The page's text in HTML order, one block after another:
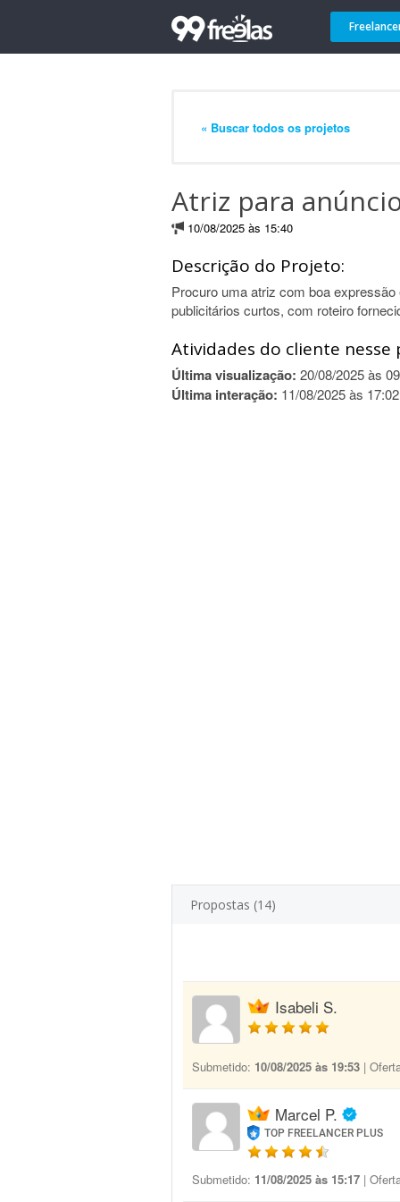
« Buscar todos os projetos
Atriz para
10/08/2025 às 15:40
Descrição do Projeto:
Procuro uma atriz com boa
publicitários curtos, com roteiro
Atividades do cliente nesse
Última visualização: 20/08/2025 às
Última interação: 11/08/2025 às 17:02
Propostas (14)
Isabeli S.
Submetido: 10/08/2025 às 19:53 |
Marcel P.
TOP FREELANCER PLUS
Submetido: 11/08/2025 às 15:17 |